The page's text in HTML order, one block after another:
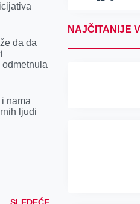
da da
nama
ljudi
NAJČITANIJE